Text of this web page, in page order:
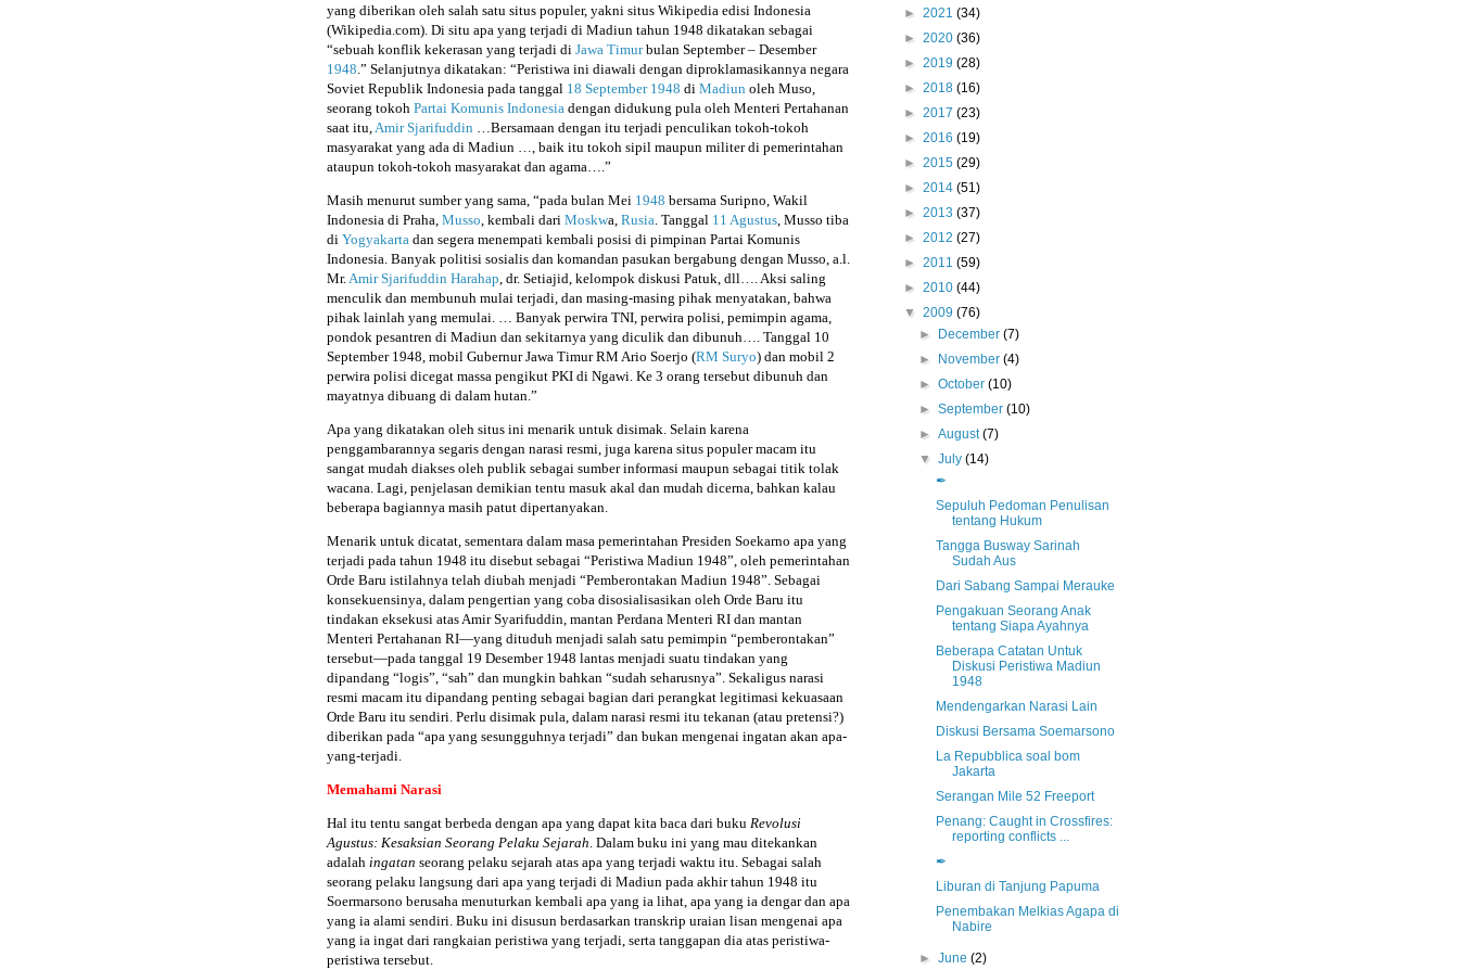
yang diberikan oleh salah satu situs populer, yakni situs Wikipedia edisi Indonesia
(Wikipedia.com). Di situ apa yang terjadi di Madiun tahun 1948 dikatakan sebagai
“sebuah konflik kekerasan yang terjadi di Jawa Timurbulan September – Desember
1948 .” Selanjutnya dikatakan: “Peristiwa ini diawali dengan diproklamasikannya negara
Soviet Republik Indonesia pada tanggal 18 September 1948 di Madiun oleh Muso,
seorang tokoh Partai Komunis Indonesia dengan didukung pula oleh Menteri Pertahanan
saat itu, Amir Sjarifuddin …Bersamaan dengan itu terjadi penculikan tokoh-tokoh
masyarakat yang ada di Madiun …, baik itu tokoh sipil maupun militer di pemerintahan
ataupun tokoh-tokoh masyarakat dan agama….”
Masih menurut sumber yang sama, “pada bulan Mei 1948 bersama Suripno, Wakil
Indonesia di Praha, Musso , kembali dari Moskwa, Rusia . Tanggal 11 Agustus, Musso tiba
di Yogyakarta dan segera menempati kembali posisi di pimpinan Partai Komunis
Indonesia. Banyak politisi sosialis dan komandan pasukan bergabung dengan Musso, a.l.
Mr. Amir Sjarifuddin Harahap , dr. Setiajid, kelompok diskusi Patuk, dll…. Aksi saling
menculik dan membunuh mulai terjadi, dan masing-masing pihak menyatakan, bahwa
pihak lainlah yang memulai. … Banyak perwira TNI, perwira polisi, pemimpin agama,
pondok pesantren di Madiun dan sekitarnya yang diculik dan dibunuh…. Tanggal 10
September 1948, mobil Gubernur Jawa Timur RM Ario Soerjo (RM Suryo) dan mobil 2
perwira polisi dicegat massa pengikut PKI di Ngawi. Ke 3 orang tersebut dibunuh dan
mayatnya dibuang di dalam hutan.”
Apa yang dikatakan oleh situs ini menarik untuk disimak. Selain karena
penggambarannya segaris dengan narasi resmi, juga karena situs populer macam itu
sangat mudah diakses oleh publik sebagai sumber informasi maupun sebagai titik tolak
wacana. Lagi, penjelasan demikian tentu masuk akal dan mudah dicerna, bahkan kalau
beberapa bagiannya masih patut dipertanyakan.
Menarik untuk dicatat, sementara dalam masa pemerintahan Presiden Soekarno apa yang
terjadi pada tahun 1948 itu disebut sebagai “Peristiwa Madiun 1948”, oleh pemerintahan
Orde Baru istilahnya telah diubah menjadi “Pemberontakan Madiun 1948”. Sebagai
konsekuensinya, dalam pengertian yang coba disosialisasikan oleh Orde Baru itu
tindakan eksekusi atas Amir Syarifuddin, mantan Perdana Menteri RI dan mantan
Menteri Pertahanan RI—yang dituduh menjadi salah satu pemimpin “pemberontakan”
tersebut—pada tanggal 19 Desember 1948 lantas menjadi suatu tindakan yang
dipandang “logis”, “sah” dan mungkin bahkan “sudah seharusnya”. Sekaligus narasi
resmi macam itu dipandang penting sebagai bagian dari perangkat legitimasi kekuasaan
Orde Baru itu sendiri. Perlu disimak pula, dalam narasi resmi itu tekanan (atau pretensi?)
diberikan pada “apa yang sesungguhnya terjadi” dan bukan mengenai ingatan akan apa-
yang-terjadi.
Memahami Narasi
Hal itu tentu sangat berbeda dengan apa yang dapat kita baca dari buku Revolusi
Agustus: Kesaksian Seorang Pelaku Sejarah. Dalam buku ini yang mau ditekankan
adalah ingatan seorang pelaku sejarah atas apa yang terjadi waktu itu. Sebagai salah
seorang pelaku langsung dari apa yang terjadi di Madiun pada akhir tahun 1948 itu
Soermarsono berusaha menuturkan kembali apa yang ia lihat, apa yang ia dengar dan apa
yang ia alami sendiri. Buku ini disusun berdasarkan transkrip uraian lisan mengenai apa
yang ia ingat dari rangkaian peristiwa yang terjadi, serta tanggapan dia atas peristiwa-
peristiwa tersebut.
► 2021 (34)
► 2020 (36)
► 2019 (28)
► 2018 (16)
► 2017 (23)
► 2016 (19)
► 2015 (29)
► 2014 (51)
► 2013 (37)
► 2012 (27)
► 2011 (59)
► 2010 (44)
▼ 2009 (76)
►
December(7)
►
November(4)
►October(10)
►September(10)
►August(7)
▼July(14)
✒
Sepuluh Pedoman Penulisan
tentang Hukum
Tangga Busway Sarinah
Sudah Aus
Dari Sabang Sampai Merauke
Pengakuan Seorang Anak
tentang Siapa Ayahnya
Beberapa Catatan Untuk
Diskusi Peristiwa Madiun
1948
Mendengarkan Narasi Lain
Diskusi Bersama Soemarsono
La Repubblica soal bom
Jakarta
Serangan Mile 52 Freeport
Penang: Caught in Crossfires:
reporting conflicts ...
✒
Liburan di Tanjung Papuma
Penembakan Melkias Agapa di
Nabire
►June(2)